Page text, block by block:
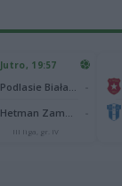
Jutro, 19:57
III liga, gr. IV